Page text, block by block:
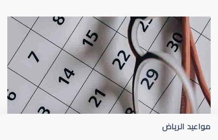
قلوبال لرعاية العين ضعف نظر
مواعيد الرياض